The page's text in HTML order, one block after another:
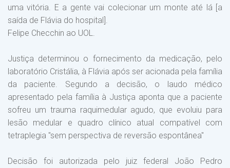
uma vitória. E a gente vai colecionar um monte até lá [a
saída de Flávia do hospital].
Felipe Checchin ao UOL.
Justiça determinou o fornecimento da medicação, pelo
laboratório Cristália, à Flávia após ser acionada pela família
da paciente. Segundo a decisão, o laudo médico
apresentado pela família à Justiça aponta que a paciente
sofreu um trauma raquimedular agudo, que evoluiu para
lesão medular e quadro clínico atual compatível com
tetraplegia "sem perspectiva de reversão espontânea"
Decisão foi autorizada pelo juiz federal João Pedro